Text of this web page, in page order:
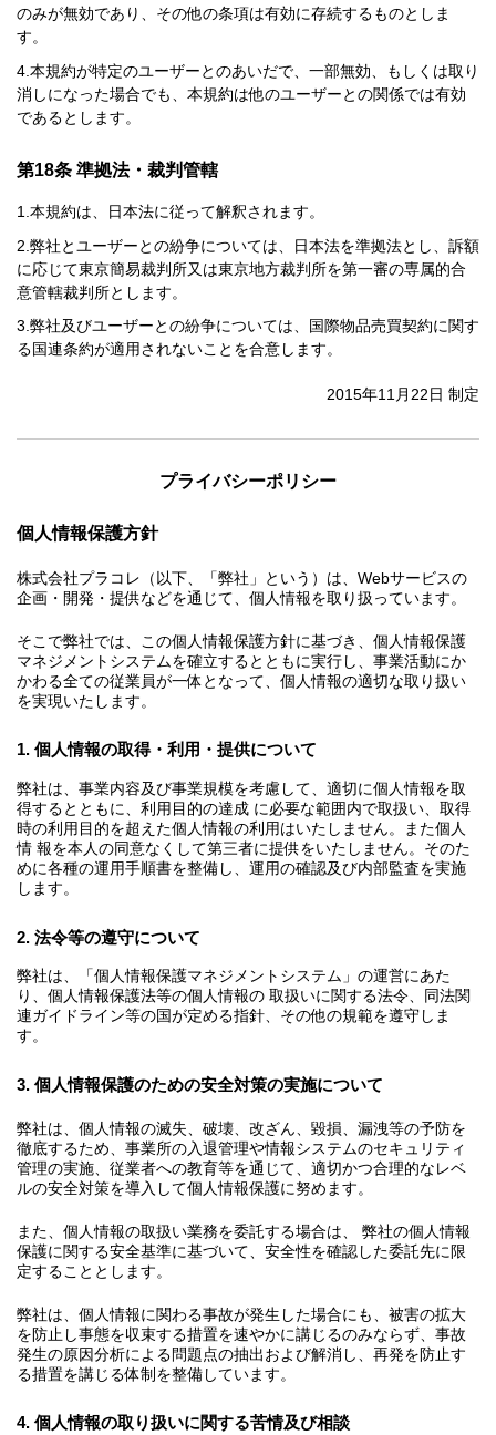
のみが無効であり、その他の条項は有効に存続するものとしま
す。
本規約が特定のユーザーとのあいだで、一部無効、もしくは取り
消しになった場合でも、本規約は他のユーザーとの関係では有効
であるとします。
第18条 準拠法・裁判管轄
本規約は、日本法に従って解釈されます。
弊社とユーザーとの紛争については、日本法を準拠法とし、訴額
に応じて東京簡易裁判所又は東京地方裁判所を第一審の専属的合
意管轄裁判所とします。
弊社及びユーザーとの紛争については、国際物品売買契約に関す
る国連条約が適用されないことを合意します。
2015年11月22日 制定
プライバシーポリシー
個人情報保護方針
株式会社プラコレ（以下、「弊社」という）は、Webサービスの
企画・開発・提供などを通じて、個人情報を取り扱っています。
そこで弊社では、この個人情報保護方針に基づき、個人情報保護
マネジメントシステムを確立するとともに実行し、事業活動にか
かわる全ての従業員が一体となって、個人情報の適切な取り扱い
を実現いたします。
1. 個人情報の取得・利用・提供について
弊社は、事業内容及び事業規模を考慮して、適切に個人情報を取
得するとともに、利用目的の達成 に必要な範囲内で取扱い、取得
時の利用目的を超えた個人情報の利用はいたしません。また個人
情 報を本人の同意なくして第三者に提供をいたしません。そのた
めに各種の運用手順書を整備し、運用の確認及び内部監査を実施
します。
2. 法令等の遵守について
弊社は、「個人情報保護マネジメントシステム」の運営にあた
り、個人情報保護法等の個人情報の 取扱いに関する法令、同法関
連ガイドライン等の国が定める指針、その他の規範を遵守しま
す。
3. 個人情報保護のための安全対策の実施について
弊社は、個人情報の滅失、破壊、改ざん、毀損、漏洩等の予防を
徹底するため、事業所の入退管理や情報システムのセキュリティ
管理の実施、従業者への教育等を通じて、適切かつ合理的なレベ
ルの安全対策を導入して個人情報保護に努めます。
また、個人情報の取扱い業務を委託する場合は、 弊社の個人情報
保護に関する安全基準に基づいて、安全性を確認した委託先に限
定することとします。
弊社は、個人情報に関わる事故が発生した場合にも、被害の拡大
を防止し事態を収束する措置を速やかに講じるのみならず、事故
発生の原因分析による問題点の抽出および解消し、再発を防止す
る措置を講じる体制を整備しています。
4. 個人情報の取り扱いに関する苦情及び相談